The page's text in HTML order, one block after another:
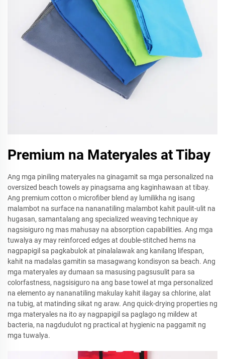
Premium na Materyales at Tibay
Ang mga piniling materyales na ginagamit sa mga personalized na
oversized beach towels ay pinagsama ang kaginhawaan at tibay.
Ang premium cotton o microfiber blend ay lumilikha ng isang
malambot na surface na nananatiling malambot kahit paulit-ulit na
hugasan, samantalang ang specialized weaving technique ay
nagsisiguro ng mas mahusay na absorption capabilities. Ang mga
tuwalya ay may reinforced edges at double-stitched hems na
nagpapigil sa pagkabulok at pinalalawak ang kanilang lifespan,
kahit na madalas gamitin sa masagwang kondisyon sa beach. Ang
mga materyales ay dumaan sa masusing pagsusulit para sa
colorfastness, nagsisiguro na ang base towel at mga personalized
na elemento ay nananatiling makulay kahit ilagay sa chlorine, alat
na tubig, at matinding sikat ng araw. Ang quick-drying properties ng
mga materyales na ito ay nagpapigil sa paglago ng mildew at
bacteria, na nagdudulot ng practical at hygienic na paggamit ng
mga tuwalya.